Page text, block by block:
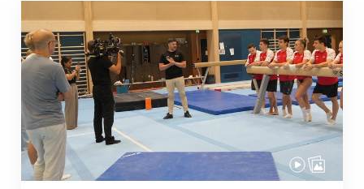
En route pour Zagreb avec des objectifs clairs